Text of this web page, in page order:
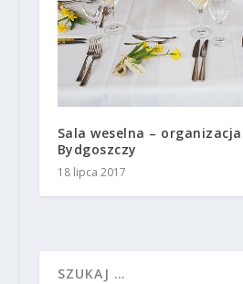
Sala weselna –
Bydgoszczy
18 lipca 2017